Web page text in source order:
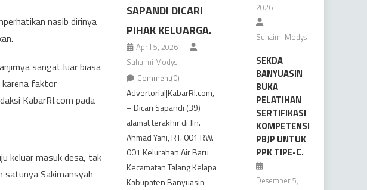
nasib dirinya
sangat luar biasa
karena faktor
KabarRI.com pada
keluar masuk desa, tak
satunya Sakimansyah
SAPANDI DICARI
PIHAK KELUARGA.
April 5, 2026
Suhaimi Modys
Comment(0)
Advertorial|KabarRI.com,
– Dicari Sapandi (39)
alamat terakhir di Jln.
Ahmad Yani, RT. 001 RW.
001 Kelurahan Air Baru
Kecamatan Talang Kelapa
Kabupaten Banyuasin
2026
Suhaimi Modys
SEKDA
BANYUASIN
BUKA
PELATIHAN
SERTIFIKASI
KOMPETENSI
PBJP UNTUK
PPK TIPE-C.
Desember 5,